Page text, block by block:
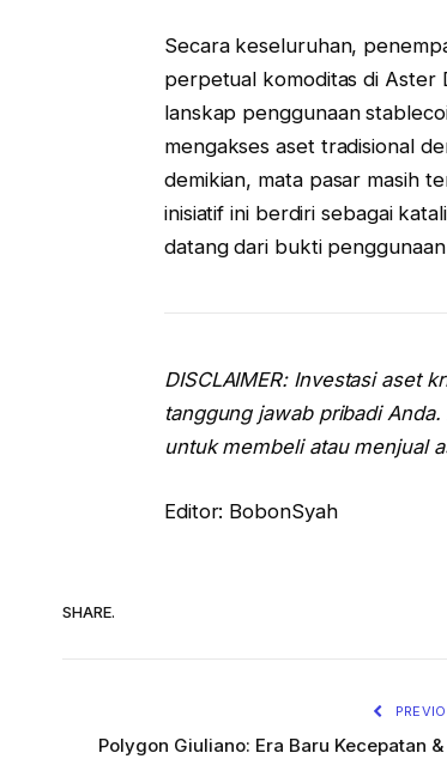
Secara keseluruhan,
perpetual komoditas di Aster
lanskap penggunaan
mengakses aset tradisional
demikian, mata pasar masih
inisiatif ini berdiri sebagai
datang dari bukti
DISCLAIMER: Investasi aset
tanggung jawab pribadi
untuk membeli atau menjual
Editor: BobonSyah
SHARE.
Polygon Giuliano: Era Baru Kecepatan